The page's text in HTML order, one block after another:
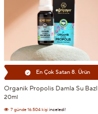
En Çok Satan 8. Ürün
Organik Propolis Damla Su Bazlı
20ml
7 günde
7 günde1.724 kişisepetine ekledi!